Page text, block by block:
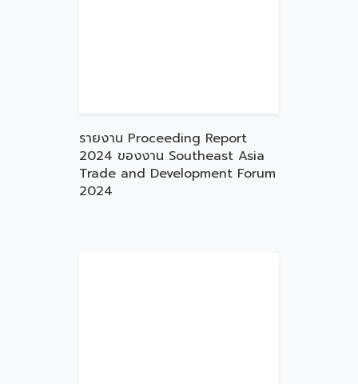
รายงาน Proceeding Report
2024 ของงาน Southeast Asia
Trade and Development Forum
2024